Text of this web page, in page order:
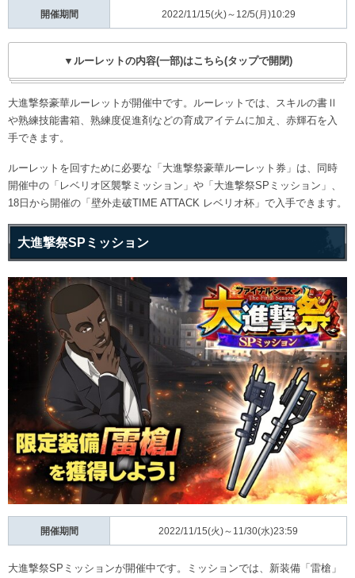
開催期間 2022/11/15(火)～12/5(月)10:29
▼ルーレットの内容(一部)はこちら(タップで開閉)
大進撃祭豪華ルーレットが開催中です。ルーレットでは、スキルの書Ⅱ
や熟練技能書箱、熟練度促進剤などの育成アイテムに加え、赤輝石を入
手できます。
ルーレットを回すために必要な「大進撃祭豪華ルーレット券」は、同時
開催中の「レベリオ区襲撃ミッション」や「大進撃祭SPミッション」、
18日から開催の「壁外走破TIME ATTACK レベリオ杯」で入手できます。
大進撃祭SPミッション
開催期間 2022/11/15(火)～11/30(水)23:59
大進撃祭SPミッションが開催中です。ミッションでは、新装備「雷槍」